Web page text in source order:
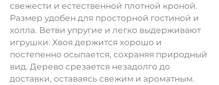
свежести и естественной плотной кроной.
Размер удобен для просторной гостиной и
холла. Ветви упругие и легко выдерживают
игрушки. Хвоя держится хорошо и
постепенно осыпается, сохраняя природный
вид. Дерево срезается незадолго до
доставки, оставаясь свежим и ароматным.